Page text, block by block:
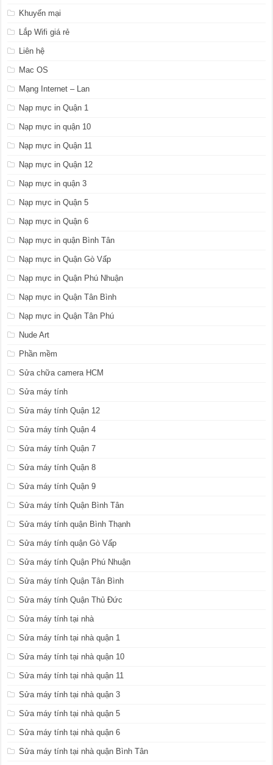
Khuyến mại
Lắp Wifi giá rẻ
Liên hệ
Mac OS
Mạng Internet – Lan
Nạp mực in Quận 1
Nạp mực in quận 10
Nạp mực in Quận 11
Nạp mực in Quận 12
Nạp mực in quận 3
Nạp mực in Quận 5
Nạp mực in Quận 6
Nạp mực in quận Bình Tân
Nạp mực in Quận Gò Vấp
Nạp mực in Quận Phú Nhuận
Nạp mực in Quận Tân Bình
Nạp mực in Quận Tân Phú
Nude Art
Phần mềm
Sửa chữa camera HCM
Sửa máy tính
Sửa máy tính Quận 12
Sửa máy tính Quận 4
Sửa máy tính Quận 7
Sửa máy tính Quận 8
Sửa máy tính Quận 9
Sửa máy tính Quận Bình Tân
Sửa máy tính quận Bình Thạnh
Sửa máy tính quận Gò Vấp
Sửa máy tính Quận Phú Nhuận
Sửa máy tính Quận Tân Bình
Sửa máy tính Quận Thủ Đức
Sửa máy tính tại nhà
Sửa máy tính tại nhà quận 1
Sửa máy tính tại nhà quận 10
Sửa máy tính tại nhà quận 11
Sửa máy tính tại nhà quận 3
Sửa máy tính tại nhà quận 5
Sửa máy tính tại nhà quận 6
Sửa máy tính tại nhà quận Bình Tân